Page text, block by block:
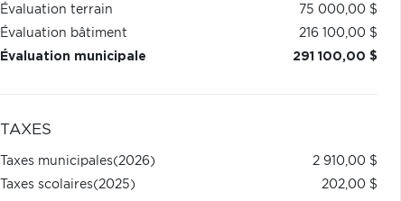
Évaluation terrain
75 000,00 $
Évaluation bâtiment
216 100,00 $
Évaluation municipale
291 100,00 $
TAXES
Taxes municipales(2026)
2 910,00 $
Taxes scolaires(2025)
202,00 $